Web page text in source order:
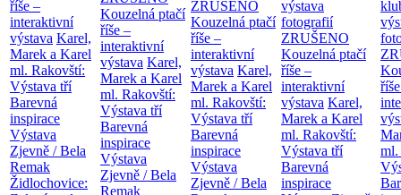
říše –
interaktivní
výstava Karel,
Marek a Karel
ml. Rakovští:
Výstava tří
Barevná
inspirace
Výstava
Zjevně / Bela
Remak
Židlochovice:
Kouzelná ptačí
říše –
interaktivní
výstava Karel,
Marek a Karel
ml. Rakovští:
Výstava tří
Barevná
inspirace
Výstava
Zjevně / Bela
Remak
ZRUŠENO
Kouzelná ptačí
říše –
interaktivní
výstava Karel,
Marek a Karel
ml. Rakovští:
Výstava tří
Barevná
inspirace
Výstava
Zjevně / Bela
výstava
fotografií
ZRUŠENO
Kouzelná ptačí
říše –
interaktivní
výstava Karel,
Marek a Karel
ml. Rakovští:
Výstava tří
Barevná
inspirace
ml.